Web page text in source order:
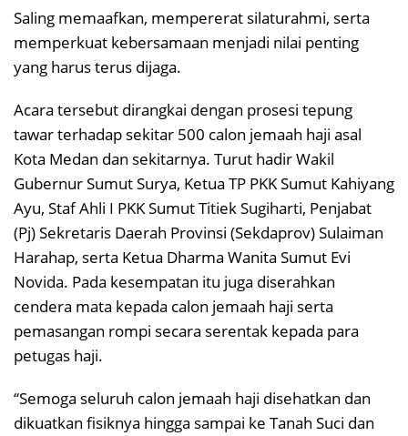
Saling memaafkan, mempererat silaturahmi, serta
memperkuat kebersamaan menjadi nilai penting
yang harus terus dijaga.
Acara tersebut dirangkai dengan prosesi tepung
tawar terhadap sekitar 500 calon jemaah haji asal
Kota Medan dan sekitarnya. Turut hadir Wakil
Gubernur Sumut Surya, Ketua TP PKK Sumut Kahiyang
Ayu, Staf Ahli I PKK Sumut Titiek Sugiharti, Penjabat
(Pj) Sekretaris Daerah Provinsi (Sekdaprov) Sulaiman
Harahap, serta Ketua Dharma Wanita Sumut Evi
Novida. Pada kesempatan itu juga diserahkan
cendera mata kepada calon jemaah haji serta
pemasangan rompi secara serentak kepada para
petugas haji.
“Semoga seluruh calon jemaah haji disehatkan dan
dikuatkan fisiknya hingga sampai ke Tanah Suci dan